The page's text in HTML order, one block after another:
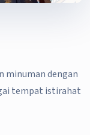
minuman dengan
tempat istirahat